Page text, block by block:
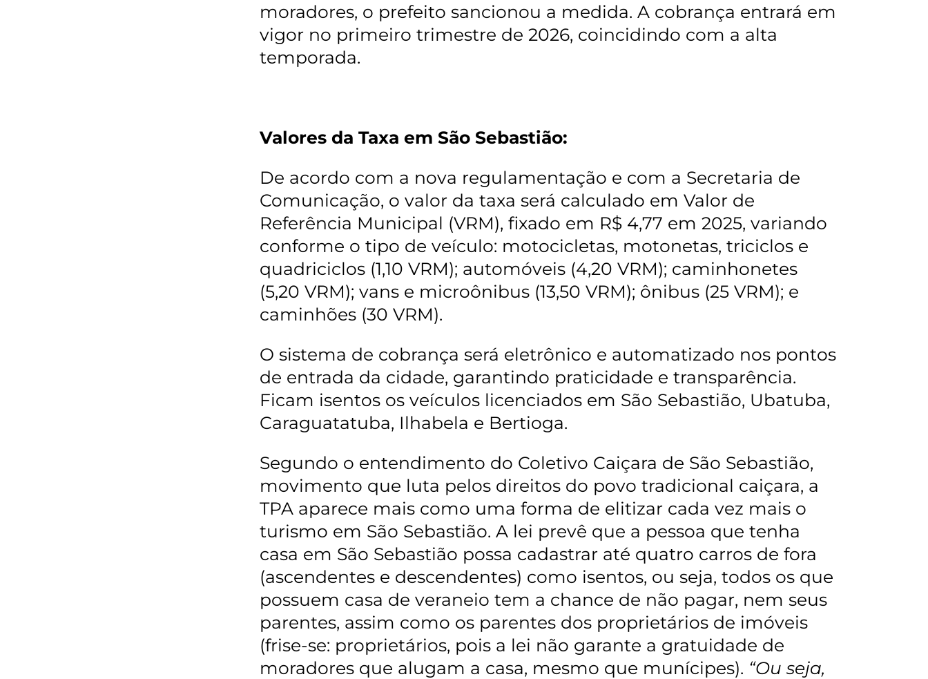
moradores, o prefeito sancionou a medida. A cobrança entrará em
vigor no primeiro trimestre de 2026, coincidindo com a alta
temporada.
Valores da Taxa em São Sebastião:
De acordo com a nova regulamentação e com a Secretaria de
Comunicação, o valor da taxa será calculado em Valor de
Referência Municipal (VRM), fixado em R$ 4,77 em 2025, variando
conforme o tipo de veículo: motocicletas, motonetas, triciclos e
quadriciclos (1,10 VRM); automóveis (4,20 VRM); caminhonetes
(5,20 VRM); vans e microônibus (13,50 VRM); ônibus (25 VRM); e
caminhões (30 VRM).
O sistema de cobrança será eletrônico e automatizado nos pontos
de entrada da cidade, garantindo praticidade e transparência.
Ficam isentos os veículos licenciados em São Sebastião, Ubatuba,
Caraguatatuba, Ilhabela e Bertioga.
Segundo o entendimento do Coletivo Caiçara de São Sebastião,
movimento que luta pelos direitos do povo tradicional caiçara, a
TPA aparece mais como uma forma de elitizar cada vez mais o
turismo em São Sebastião. A lei prevê que a pessoa que tenha
casa em São Sebastião possa cadastrar até quatro carros de fora
(ascendentes e descendentes) como isentos, ou seja, todos os que
possuem casa de veraneio tem a chance de não pagar, nem seus
parentes, assim como os parentes dos proprietários de imóveis
(frise-se: proprietários, pois a lei não garante a gratuidade de
moradores que alugam a casa, mesmo que munícipes). “Ou seja,